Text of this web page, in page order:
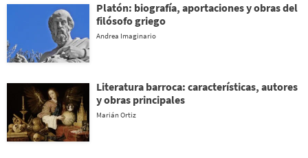
Platón: biografía, aportaciones y obras del
filósofo griego
Andrea Imaginario
Literatura barroca: características, autores
y obras principales
Marián Ortiz